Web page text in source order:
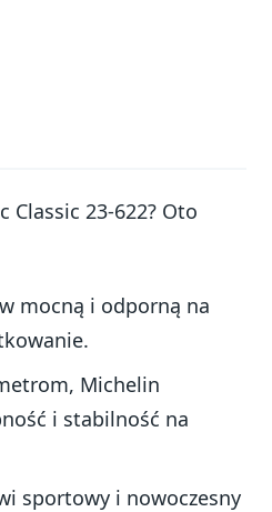
23-622? Oto
mocną i odporną na
Michelin
i stabilność na
sportowy i nowoczesny